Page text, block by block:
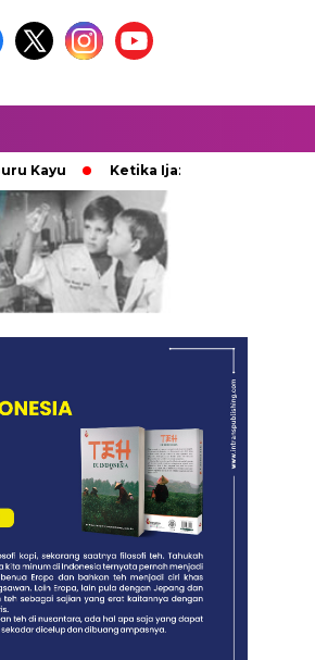
Ketika Ijazah Analog Diperdebatkan